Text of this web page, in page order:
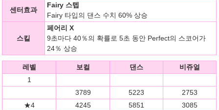
센터효과
Fairy 스텝
Fairy 타입의 댄스 수치 60% 상승
스킬
페어리 X
9초마다 40％의 확률로 5초 동안 Perfect의 스코어가
24％ 상승
레벨 보컬 댄스
비쥬얼
1
3789
5223
2753
★4
4245 5851 3085